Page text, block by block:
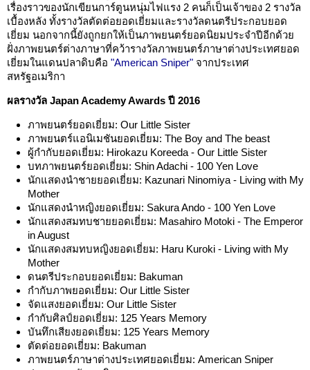
เรื่องราวของนักเขียนการ์ตูนหนุ่มไฟแรง 2 คนก็เป็นเจ้าของ 2 รางวัล
เบื้องหลัง ทั้งรางวัลตัดต่อยอดเยี่ยมและรางวัลดนตรีประกอบยอด
เยี่ยม นอกจากนี้ยังถูกยกให้เป็นภาพยนตร์ยอดนิยมประจำปีอีกด้วย
ฝั่งภาพยนตร์ต่างภาษาที่คว้ารางวัลภาพยนตร์ภาษาต่างประเทศยอด
เยี่ยมในแดนปลาดิบคือ "American Sniper" จากประเทศ
สหรัฐอเมริกา
ผลรางวัล Japan Academy Awards ปี 2016
ภาพยนตร์ยอดเยี่ยม: Our Little Sister
ภาพยนตร์แอนิเมชันยอดเยี่ยม: The Boy and The beast
ผู้กำกับยอดเยี่ยม: Hirokazu Koreeda - Our Little Sister
บทภาพยนตร์ยอดเยี่ยม: Shin Adachi - 100 Yen Love
นักแสดงนำชายยอดเยี่ยม: Kazunari Ninomiya - Living with My
Mother
นักแสดงนำหญิงยอดเยี่ยม: Sakura Ando - 100 Yen Love
นักแสดงสมทบชายยอดเยี่ยม: Masahiro Motoki - The Emperor
in August
นักแสดงสมทบหญิงยอดเยี่ยม: Haru Kuroki - Living with My
Mother
ดนตรีประกอบยอดเยี่ยม: Bakuman
กำกับภาพยอดเยี่ยม: Our Little Sister
จัดแสงยอดเยี่ยม: Our Little Sister
กำกับศิลป์ยอดเยี่ยม: 125 Years Memory
บันทึกเสียงยอดเยี่ยม: 125 Years Memory
ตัดต่อยอดเยี่ยม: Bakuman
ภาพยนตร์ภาษาต่างประเทศยอดเยี่ยม: American Sniper